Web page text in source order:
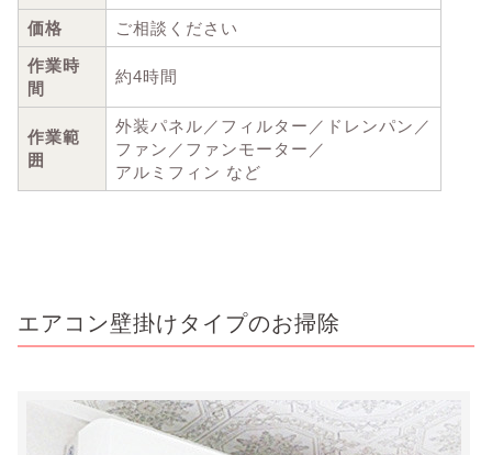
価格
ご相談ください
作業時
間
約4時間
作業範
囲
外装パネル／フィルター／ドレンパン／
ファン／ファンモーター／
アルミフィン など
エアコン壁掛けタイプのお掃除